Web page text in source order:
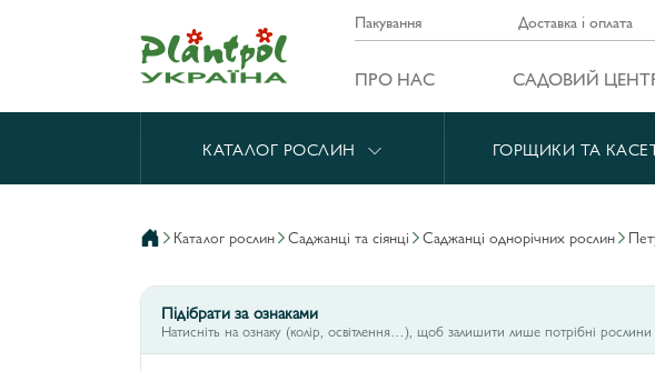
Пакування Доставка і оплата
ПРО НАС САДОВИЙ
КАТАЛОГ РОСЛИН ГОРЩИКИ ТА
каталог рослин саджанці та сіянці саджанці однорічних рослин
Підібрати за ознаками
Натисніть на ознаку (колір, освітлення…), щоб залишити лише потрібні рослини